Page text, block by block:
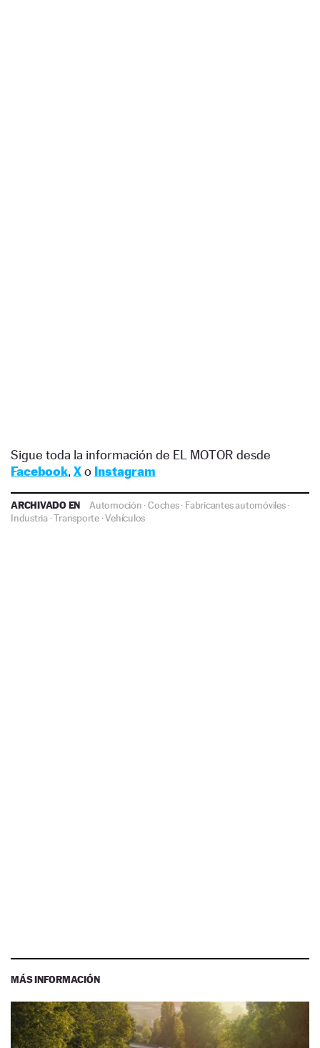
Sigue toda la información de EL MOTOR desde
Facebook, Xo Instagram
ARCHIVADO EN Automoción ·Coches· Fabricantes automóviles·
Industria·Transporte·Vehículos
MÁS INFORMACIÓN